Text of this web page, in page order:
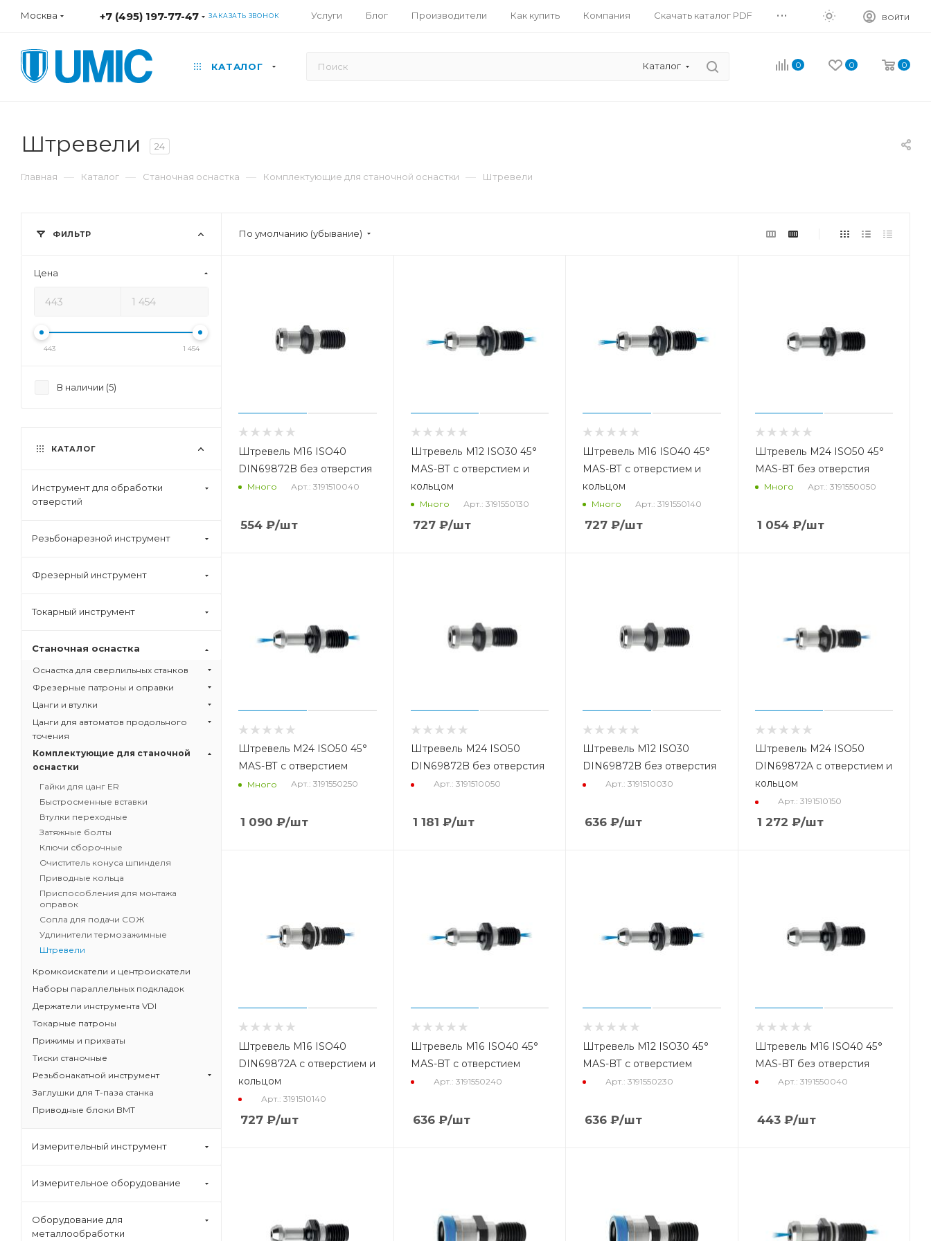
Москва +7 (495) 197-77-47 ЗАКАЗАТЬ ЗВОНОК Услуги Блог Производители Как купить Компания Скачать каталог PDF ... ВОЙТИ
КАТАЛОГ Каталог 0 0 0
Штревели 24
Главная — Каталог — Станочная оснастка — Комплектующие для станочной оснастки — Штревели
По умолчанию (убывание)
Штревель M16 ISO40
DIN69872B без отверстия
Много Арт.: 3191510040
554 ₽/шт
Штревель М12 ISO30 45°
MAS-BT с отверстием и
кольцом
Много Арт.: 3191550130
727₽/шт
Штревель М16 ISO40 45°
MAS-BT с отверстием и
кольцом
Много Арт.: 3191550140
727 ₽/шт
Штревель М24 ISO50 45°
MAS-BT без отверстия
Много Арт.: 3191550050
1 054₽/шт
Штревель М24 ISO50 45°
MAS-BT с отверстием
Много Арт.: 3191550250
1 090 ₽/шт
Штревель M24 ISO50
DIN69872B без отверстия
Арт.: 3191510050
1 181 ₽/шт
Штревель M12 ISO30
DIN69872B без отверстия
Арт.: 3191510030
636 ₽/шт
Штревель M24 ISO50
DIN69872A с отверстием и
кольцом
Арт.: 3191510150
1 272 ₽/шт
Штревель M16 ISO40
DIN69872A с отверстием и
кольцом
Арт.: 3191510140
727 ₽/шт
Штревель М16 ISO40 45°
MAS-BT с отверстием
Арт.: 3191550240
636₽/шт
Штревель М12 ISO30 45°
MAS-BT с отверстием
Арт.: 3191550230
636 ₽/шт
Штревель М16 ISO40 45°
MAS-BT без отверстия
Арт.: 3191550040
443₽/шт
ФИЛЬТР
Цена
443 1 454
В наличии (5)
КАТАЛОГ
Инструмент для обработки
отверстий
Резьбонарезной инструмент
Фрезерный инструмент
Токарный инструмент
Станочная оснастка
Оснастка для сверлильных станков
Фрезерные патроны и оправки
Цанги и втулки
Цанги для автоматов продольного
точения
Комплектующие для станочной
оснастки
Гайки для цанг ER
Быстросменные вставки
Втулки переходные
Затяжные болты
Ключи сборочные
Очиститель конуса шпинделя
Приводные кольца
Приспособления для монтажа
оправок
Сопла для подачи СОЖ
Удлинители термозажимные
Штревели
Кромкоискатели и центроискатели
Наборы параллельных подкладок
Держатели инструмента VDI
Токарные патроны
Прижимы и прихваты
Тиски станочные
Резьбонакатной инструмент
Заглушки для Т-паза станка
Приводные блоки BMT
Измерительный инструмент
Измерительное оборудование
Оборудование для
металлообработки